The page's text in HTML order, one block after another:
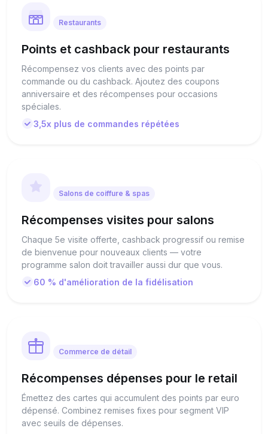
Restaurants
Points et cashback pour restaurants
Récompensez vos clients avec des points par
commande ou du cashback. Ajoutez des coupons
anniversaire et des récompenses pour occasions
spéciales.
3,5x plus de commandes répétées
Salons de coiffure & spas
Récompenses visites pour salons
Chaque 5e visite offerte, cashback progressif ou remise
de bienvenue pour nouveaux clients — votre
programme salon doit travailler aussi dur que vous.
60 % d'amélioration de la fidélisation
Commerce de détail
Récompenses dépenses pour le retail
Émettez des cartes qui accumulent des points par euro
dépensé. Combinez remises fixes pour segment VIP
avec seuils de dépenses.